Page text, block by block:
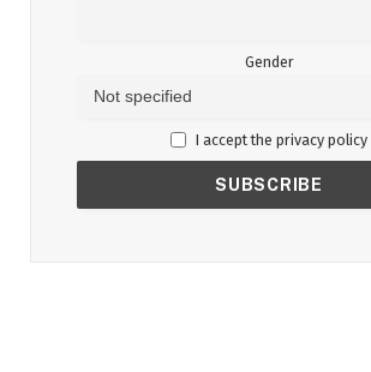
Gender
I accept the privacy policy